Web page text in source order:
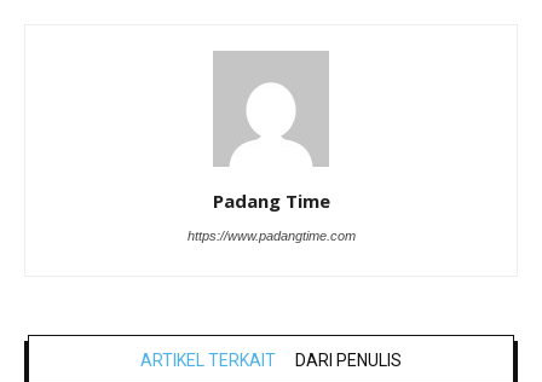
Padang Time
https://www.padangtime.com
ARTIKEL TERKAIT DARI PENULIS